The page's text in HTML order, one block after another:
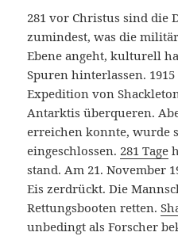
281 vor Christus sind die
zumindest, was die
Ebene angeht, kulturell
Spuren hinterlassen.
Expedition von
Antarktis überqueren.
erreichen konnte, wurde
eingeschlossen. 281 Tage
stand. Am 21. November
Eis zerdrückt. Die
Rettungsbooten retten.
unbedingt als Forscher